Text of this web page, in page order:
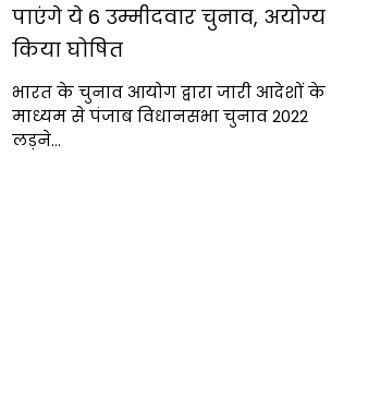
पाएंगे ये 6 उम्मीदवार चुनाव, अयोग्य
किया घोषित
भारत के चुनाव आयोग द्वारा जारी आदेशों के
माध्यम से पंजाब विधानसभा चुनाव 2022
लड़ने…